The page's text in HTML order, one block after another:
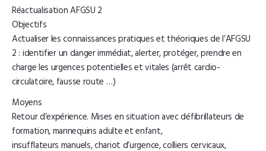
Réactualisation AFGSU 2
Objectifs
Actualiser les connaissances pratiques et théoriques de l’AFGSU
2 : identifier un danger immédiat, alerter, protéger, prendre en
charge les urgences potentielles et vitales (arrêt cardio-
circulatoire, fausse route …)
Moyens
Retour d’expérience. Mises en situation avec défibrillateurs de
formation, mannequins adulte et enfant,
insufflateurs manuels, chariot d’urgence, colliers cervicaux,